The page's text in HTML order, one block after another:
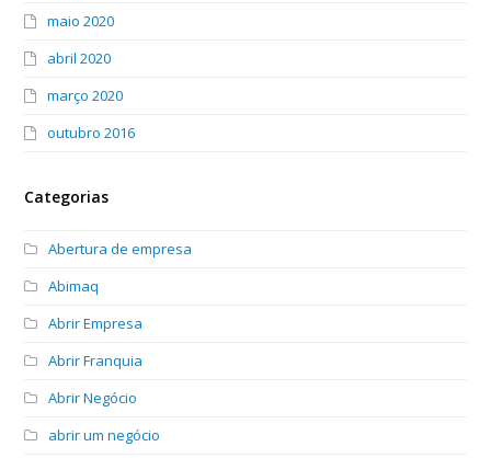
maio 2020
abril 2020
março 2020
outubro 2016
Categorias
Abertura de empresa
Abimaq
Abrir Empresa
Abrir Franquia
Abrir Negócio
abrir um negócio